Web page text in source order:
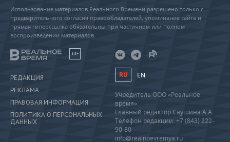
Использование материалов Реального Времени разрешено только с
предварительного согласия правообладателей, упоминание сайта и
прямая гиперссылка обязательны при частичном или полном
воспроизведении материалов.
18+
РЕДАКЦИЯ
РЕКЛАМА
ПРАВОВАЯ ИНФОРМАЦИЯ
ПОЛИТИКА О ПЕРСОНАЛЬНЫХ
ДАННЫХ
RU EN
Учредитель ООО «Реальное
время»
Главный редактор Саушина А.А.
Телефон редакции: +7 (843) 222-
90-80
info@realnoevremya.ru